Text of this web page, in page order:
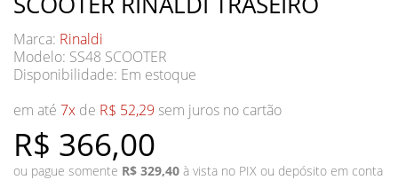
Marca: Rinaldi
Modelo: SS48 SCOOTER
Disponibilidade: Em estoque
R$ 366,00
em até 7x de R$ 52,29 sem juros no cartão
ou pague somente R$ 329,40 à vista no PIX ou depósito em conta